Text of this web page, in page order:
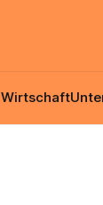
Wirtschaft